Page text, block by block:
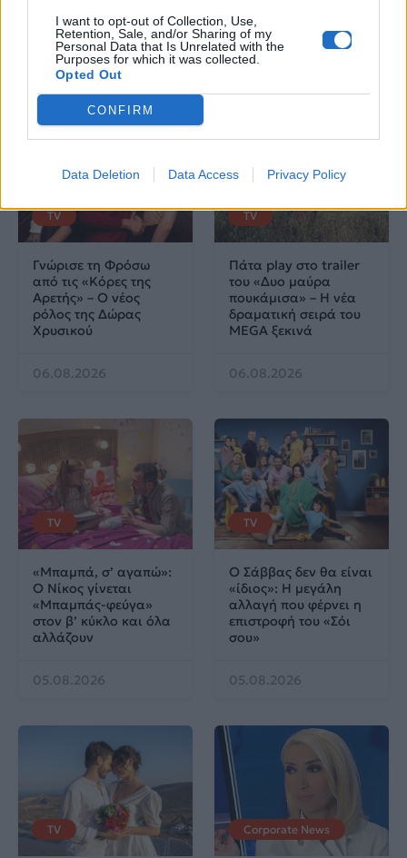
I want to opt-out of Collection, Use,
Retention, Sale, and/or Sharing of my
Personal Data that Is Unrelated with the
Purposes for which it was collected.
Opted Out
CONFIRM
Data Deletion Data Access Privacy Policy
νέα σεζόν
07.08.2026 07.08.2026
TV
Γνώρισε τη Φρόσω
από τις «Κόρες της
Αρετής» – Ο νέος
ρόλος της Δώρας
Χρυσικού
06.08.2026
TV
Πάτα play στο trailer
του «Δυο μαύρα
πουκάμισα» – Η νέα
δραματική σειρά του
MEGA ξεκινά
06.08.2026
TV
«Μπαμπά, σ’ αγαπώ»:
Ο Νίκος γίνεται
«Μπαμπάς-φεύγα»
στον β’ κύκλο και όλα
αλλάζουν
05.08.2026
TV
Ο Σάββας δεν θα είναι
«ίδιος»: Η μεγάλη
αλλαγή που φέρνει η
επιστροφή του «Σόι
σου»
05.08.2026
TV Corporate News